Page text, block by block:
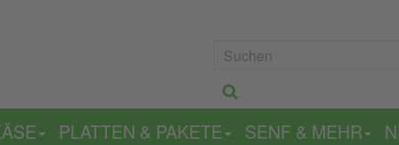
PLATTEN & PAKETE SENF & MEHR